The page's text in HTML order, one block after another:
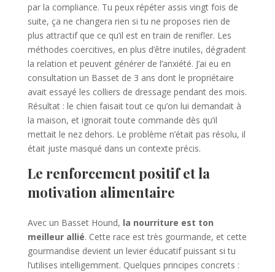
par la compliance. Tu peux répéter assis vingt fois de
suite, ça ne changera rien si tu ne proposes rien de
plus attractif que ce qu’il est en train de renifler. Les
méthodes coercitives, en plus d’être inutiles, dégradent
la relation et peuvent générer de l’anxiété. J’ai eu en
consultation un Basset de 3 ans dont le propriétaire
avait essayé les colliers de dressage pendant des mois.
Résultat : le chien faisait tout ce qu’on lui demandait à
la maison, et ignorait toute commande dès qu’il
mettait le nez dehors. Le problème n’était pas résolu, il
était juste masqué dans un contexte précis.
Le renforcement positif et la
motivation alimentaire
Avec un Basset Hound, la nourriture est ton
meilleur allié. Cette race est très gourmande, et cette
gourmandise devient un levier éducatif puissant si tu
l’utilises intelligemment. Quelques principes concrets :